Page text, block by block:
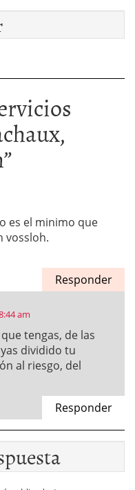
”
es el minimo que
vossloh.
Responder
am
tengas, de las
dividido tu
al riesgo, del
Responder